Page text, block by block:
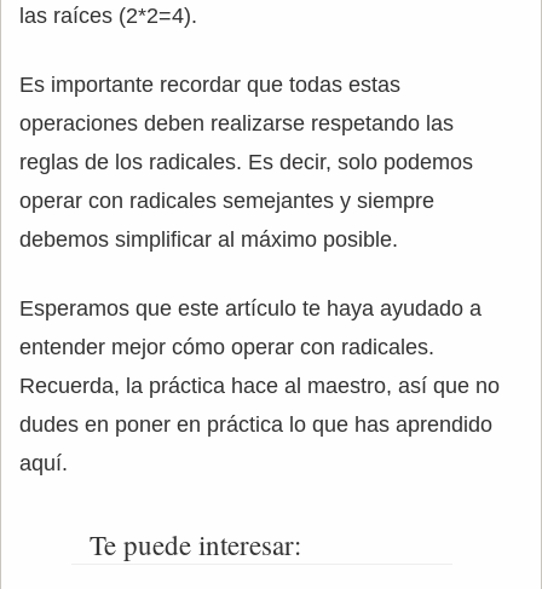
las raíces (2*2=4).
Es importante recordar que todas estas
operaciones deben realizarse respetando las
reglas de los radicales. Es decir, solo podemos
operar con radicales semejantes y siempre
debemos simplificar al máximo posible.
Esperamos que este artículo te haya ayudado a
entender mejor cómo operar con radicales.
Recuerda, la práctica hace al maestro, así que no
dudes en poner en práctica lo que has aprendido
aquí.
Te puede interesar: